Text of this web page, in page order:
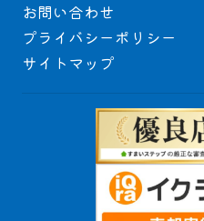
お問い合わせ
プライバシーポリシー
サイトマップ